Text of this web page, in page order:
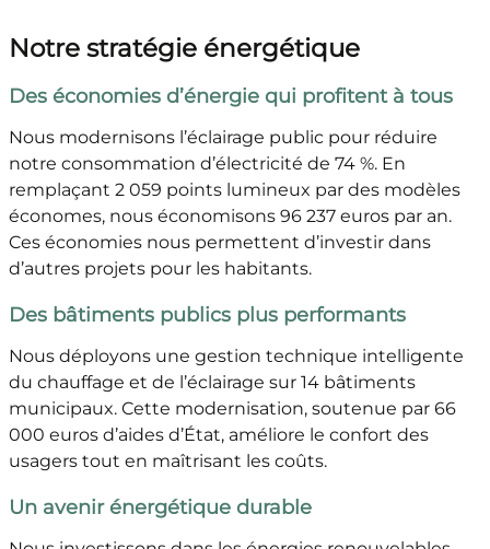
Notre stratégie énergétique
Des économies d’énergie qui profitent à tous
Nous modernisons l’éclairage public pour réduire
notre consommation d’électricité de 74 %. En
remplaçant 2 059 points lumineux par des modèles
économes, nous économisons 96 237 euros par an.
Ces économies nous permettent d’investir dans
d’autres projets pour les habitants.
Des bâtiments publics plus performants
Nous déployons une gestion technique intelligente
du chauffage et de l’éclairage sur 14 bâtiments
municipaux. Cette modernisation, soutenue par 66
000 euros d’aides d’État, améliore le confort des
usagers tout en maîtrisant les coûts.
Un avenir énergétique durable